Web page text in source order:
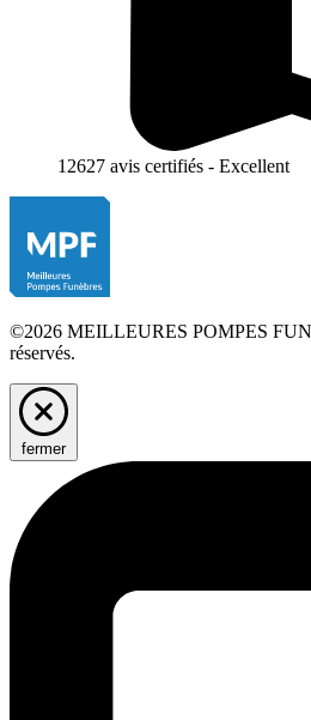
12627 avis certifiés - Excellent
©2026 MEILLEURES POMPES
réservés.
fermer